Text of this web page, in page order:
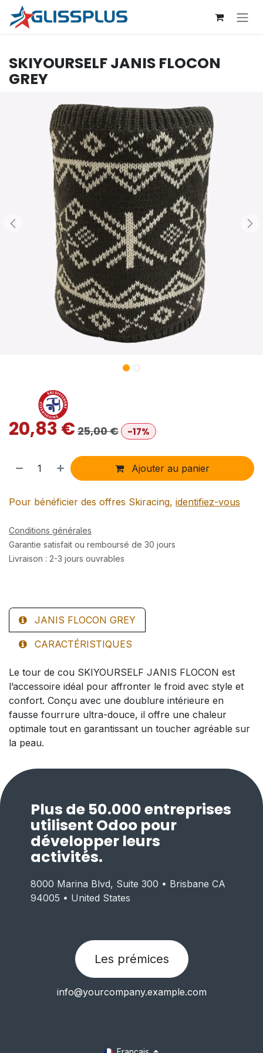
Se rendre au contenu
SKIYOURSELFJANIS FLOCON
GREY
20,83€25,00€ -17%
Ajouter au panier
Pour bénéficier des offres Skiracing, identifiez-vous
Conditions générales
Garantie satisfait ou remboursé de 30 jours
Livraison : 2-3 jours ouvrables
JANIS FLOCON GREY
CARACTÉRISTIQUES
Le tour de cou SKIYOURSELF JANIS FLOCON est
l’accessoire idéal pour affronter le froid avec style et
confort. Conçu avec une doublure intérieure en
fausse fourrure ultra-douce, il offre une chaleur
optimale tout en garantissant un toucher agréable sur
la peau.
Plus de 50.000 entreprises
utilisent Odoo pour
développer leurs
activités.
Les prémices
8000 Marina Blvd, Suite 300 • Brisbane CA
94005 • United States
info@yourcompany.example.com